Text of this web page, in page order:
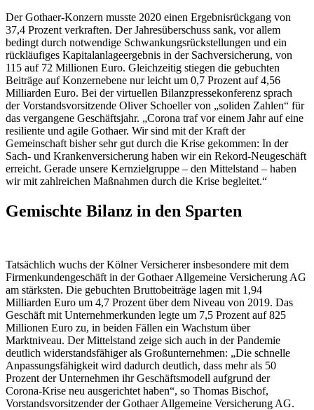
Der Gothaer-Konzern musste 2020 einen Ergebnisrückgang von
37,4 Prozent verkraften. Der Jahresüberschuss sank, vor allem
bedingt durch notwendige Schwankungsrückstellungen und ein
rückläufiges Kapitalanlageergebnis in der Sachversicherung, von
115 auf 72 Millionen Euro. Gleichzeitig stiegen die gebuchten
Beiträge auf Konzernebene nur leicht um 0,7 Prozent auf 4,56
Milliarden Euro. Bei der virtuellen Bilanzpressekonferenz sprach
der Vorstandsvorsitzende Oliver Schoeller von „soliden Zahlen“ für
das vergangene Geschäftsjahr. „Corona traf vor einem Jahr auf eine
resiliente und agile Gothaer. Wir sind mit der Kraft der
Gemeinschaft bisher sehr gut durch die Krise gekommen: In der
Sach- und Krankenversicherung haben wir ein Rekord-Neugeschäft
erreicht. Gerade unsere Kernzielgruppe – den Mittelstand – haben
wir mit zahlreichen Maßnahmen durch die Krise begleitet.“
Gemischte Bilanz in den Sparten
Tatsächlich wuchs der Kölner Versicherer insbesondere mit dem
Firmenkundengeschäft in der Gothaer Allgemeine Versicherung AG
am stärksten. Die gebuchten Bruttobeiträge lagen mit 1,94
Milliarden Euro um 4,7 Prozent über dem Niveau von 2019. Das
Geschäft mit Unternehmerkunden legte um 7,5 Prozent auf 825
Millionen Euro zu, in beiden Fällen ein Wachstum über
Marktniveau. Der Mittelstand zeige sich auch in der Pandemie
deutlich widerstandsfähiger als Großunternehmen: „Die schnelle
Anpassungsfähigkeit wird dadurch deutlich, dass mehr als 50
Prozent der Unternehmen ihr Geschäftsmodell aufgrund der
Corona-Krise neu ausgerichtet haben“, so Thomas Bischof,
Vorstandsvorsitzender der Gothaer Allgemeine Versicherung AG.